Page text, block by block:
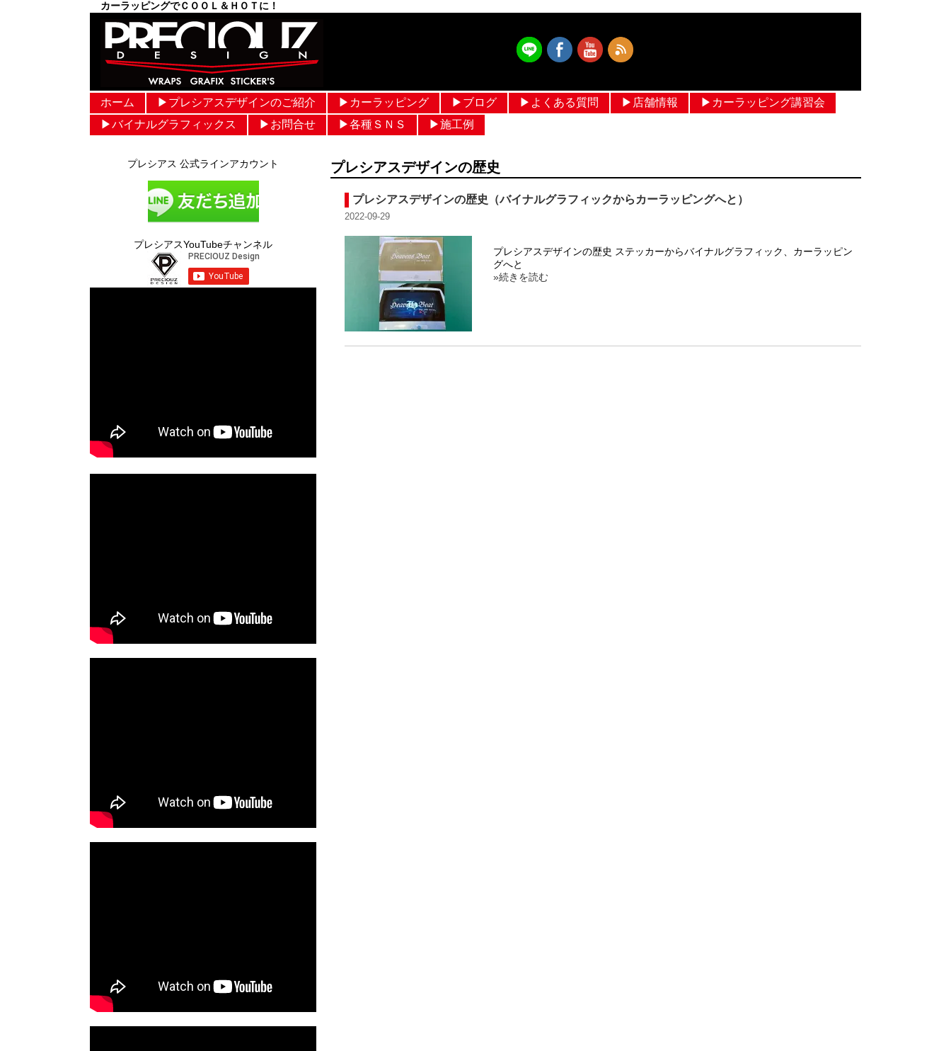
カーラッピングでＣＯＯＬ＆ＨＯＴに！
ホーム ▶︎プレシアスデザインのご紹介 ▶︎カーラッピング
フルラッピング価格 設定
ルーフラッピング
メッキモールラッピング
パートラッピング
ボンネットラッピング
フルカラーラッピング
ヘルメットラッピング
▶︎ブログ
作業ブログ
日常ブログ
▶︎よくある質問 ▶︎店舗情報
▶︎カーラッピング講習会
▶︎バイナルグラフィックス
▶︎お問合せ ▶︎各種ＳＮＳ ▶︎施工例
プレシアスデザインの歴史
プレシアスデザインの歴史（バイナルグラフィックからカーラッピングへと）
2022-09-29
プレシアスデザインの歴史 ステッカーからバイナルグラフィック、カーラッピン
グへと
»続きを読む
プレシアス 公式ラインアカウント
プレシアスYouTubeチャンネル